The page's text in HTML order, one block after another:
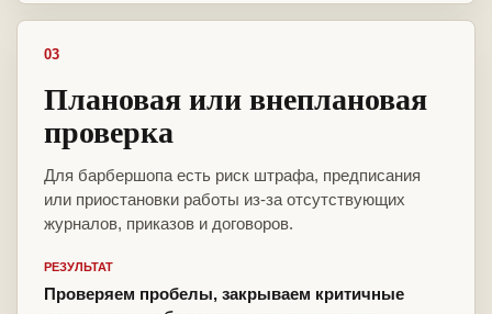
03
Плановая или внеплановая
проверка
Для барбершопа есть риск штрафа, предписания
или приостановки работы из-за отсутствующих
журналов, приказов и договоров.
РЕЗУЛЬТАТ
Проверяем пробелы, закрываем критичные